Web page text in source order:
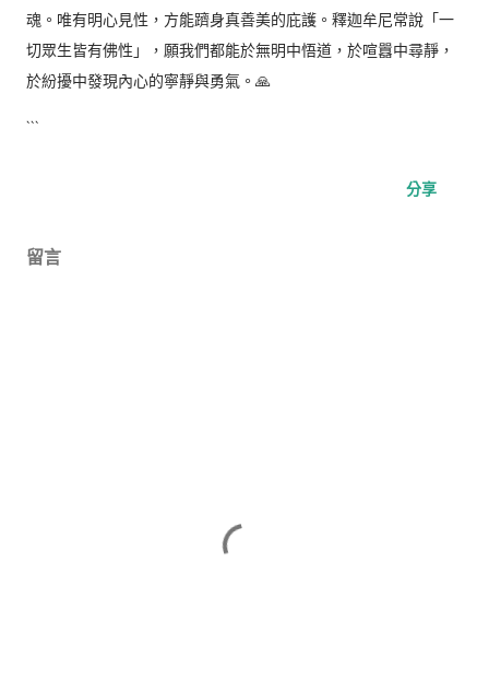
魂。唯有明心見性，方能躋身真善美的庇護。釋迦牟尼常說「一
切眾生皆有佛性」，願我們都能於無明中悟道，於喧囂中尋靜，
於紛擾中發現內心的寧靜與勇氣。🙏
```
分享
留言